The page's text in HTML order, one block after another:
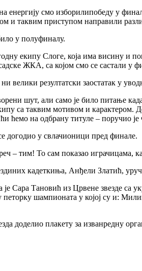
енергију смо изборилипобеду у
и таквим приступом направили
у полуфиналу.
екипу Слоге, која има висину и
ЖКА, са којом смо се састали у
велики резултатски заостатак у
шут, али само је било питање
са таквим мотивом и карактером.
ћемо на одбрану титуле – поручио
догодио у свлачионици пред финале.
– тим! То сам показао
кадеткиња, Анђели Златић,
Сара Тановић из Црвене звезде
петорку шампионата у којој су и:
доделио плакету за изванредну